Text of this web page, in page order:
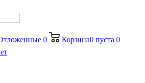
0 Корзина0 пуста 0